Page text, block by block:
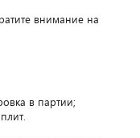
внимание на
в партии;